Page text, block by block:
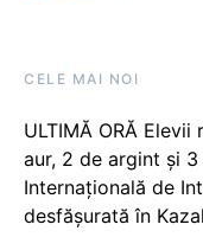
CELE MAI NOI
ULTIMĂ ORĂ
aur, 2 de argint și
Internațională de
desfășurată în